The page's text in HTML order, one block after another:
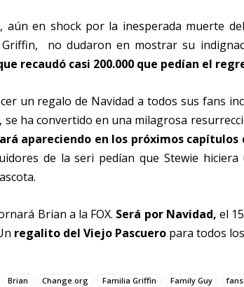
aún en shock por la inesperada muerte
no dudaron en mostrar su
recaudó casi 200.000 que pedían el
un regalo de Navidad a todos sus fans
ha convertido en una milagrosa
apareciendo en los próximos capítulos
de la seri pedían que Stewie
Brian a la FOX. Será por Navidad, el
regalito del Viejo Pascuero para todos
Brian Change.org Familia Griffin Family Guy fans